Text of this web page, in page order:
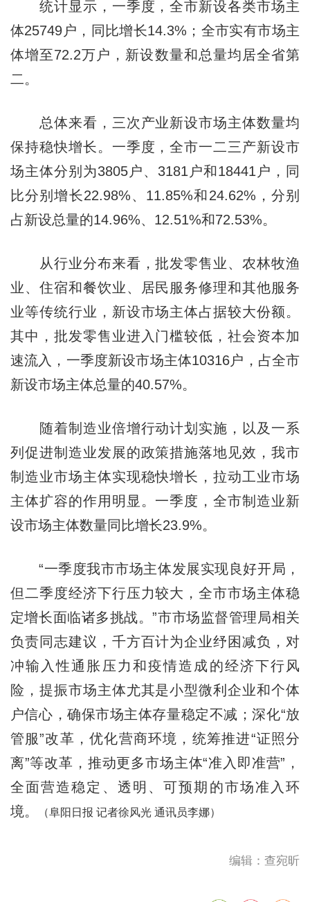
统计显示，一季度，全市新设各类市场主
体25749户，同比增长14.3%；全市实有市场主
体增至72.2万户，新设数量和总量均居全省第
二。
总体来看，三次产业新设市场主体数量均
保持稳快增长。一季度，全市一二三产新设市
场主体分别为3805户、3181户和18441户，同
比分别增长22.98%、11.85%和24.62%，分别
占新设总量的14.96%、12.51%和72.53%。
从行业分布来看，批发零售业、农林牧渔
业、住宿和餐饮业、居民服务修理和其他服务
业等传统行业，新设市场主体占据较大份额。
其中，批发零售业进入门槛较低，社会资本加
速流入，一季度新设市场主体10316户，占全市
新设市场主体总量的40.57%。
随着制造业倍增行动计划实施，以及一系
列促进制造业发展的政策措施落地见效，我市
制造业市场主体实现稳快增长，拉动工业市场
主体扩容的作用明显。一季度，全市制造业新
设市场主体数量同比增长23.9%。
“一季度我市市场主体发展实现良好开局，
但二季度经济下行压力较大，全市市场主体稳
定增长面临诸多挑战。”市市场监督管理局相关
负责同志建议，千方百计为企业纾困减负，对
冲输入性通胀压力和疫情造成的经济下行风
险，提振市场主体尤其是小型微利企业和个体
户信心，确保市场主体存量稳定不减；深化“放
管服”改革，优化营商环境，统筹推进“证照分
离”等改革，推动更多市场主体“准入即准营”，
全面营造稳定、透明、可预期的市场准入环
境。
（阜阳日报 记者徐风光 通讯员李娜）
编辑：查宛昕